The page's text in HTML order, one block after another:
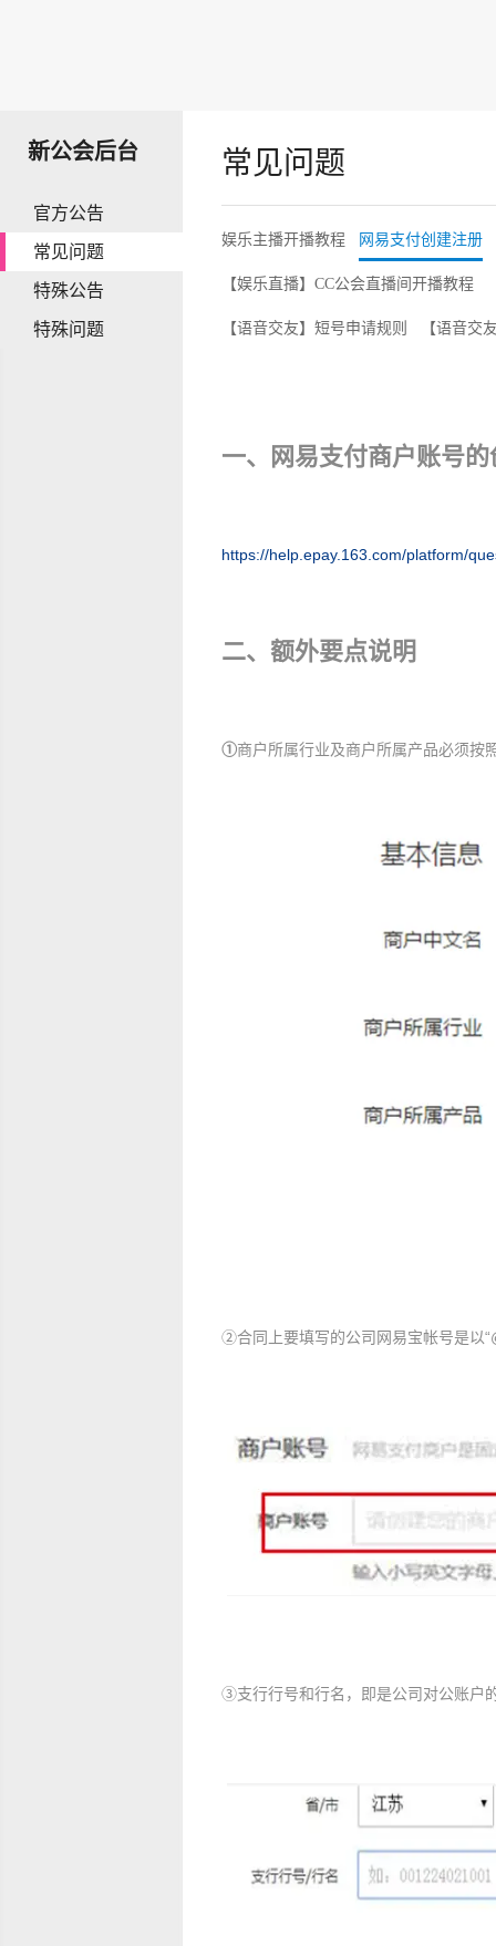
新公会后台
官方公告
常见问题
特殊公告
特殊问题
常见问题
娱乐主播开播教程 网易支付创建注册
【娱乐直播】CC公会直播间开播教程
【语音交友】短号申请规则 【语音
一、网易支付商户账号
https://help.epay.163.com/platform/
二、额外要点说明
①商户所属行业及商户所属产品必须按
②合同上要填写的公司网易宝帐号是以
③支行行号和行名，即是公司对公账户